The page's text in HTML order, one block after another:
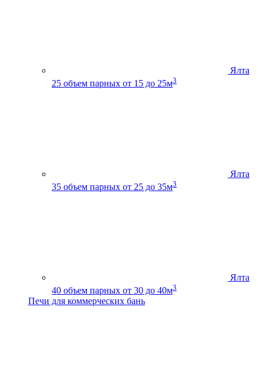
Ялта
25 объем парных от 15 до 25м3
Ялта
35 объем парных от 25 до 35м3
Ялта
40 объем парных от 30 до 40м3
Печи для коммерческих бань